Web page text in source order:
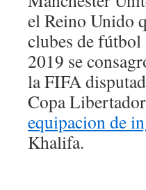
el Reino Unido
clubes de
2019 se
la FIFA
Copa
equipacion de
Khalifa.